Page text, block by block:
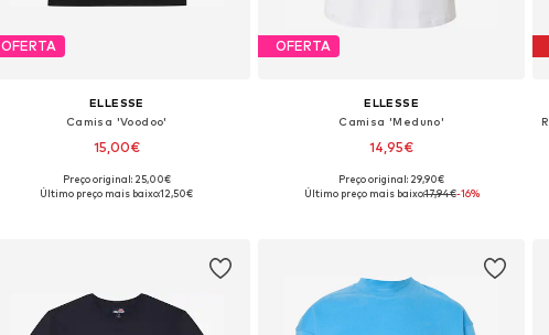
OFERTA
ELLESSE
Camisa 'Voodoo'
15,00€
Tamanhos disponíveis: S, M, L, XL
Preço original: 25,00€
Último preço mais baixo:12,50€
OFERTA
ELLESSE
Camisa 'Meduno'
14,95€
Tamanhos disponíveis: S, M, L, XL
Preço original: 29,90€
Último preço mais baixo:17,94€-16%